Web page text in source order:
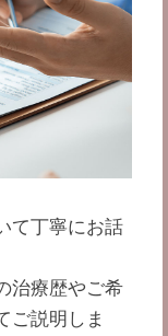
て丁寧にお話
治療歴やご希
ご説明しま